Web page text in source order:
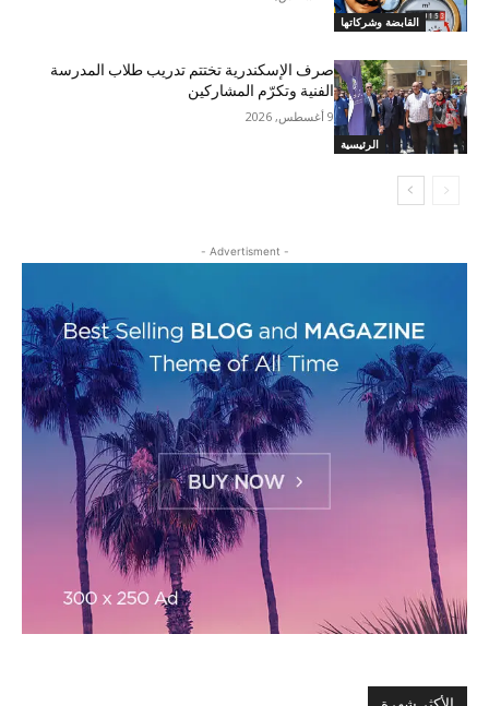
القابضة وشركاتها
الرئيسية
صرف الإسكندرية تختتم تدريب طلاب المدرسة
الفنية وتكرّم المشاركين
9 أغسطس, 2026
- Advertisment -